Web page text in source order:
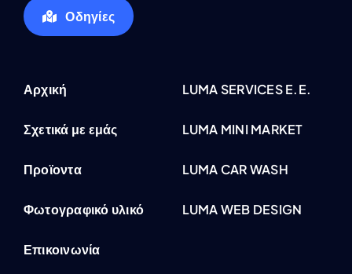
Οδηγίες
Αρχική
Σχετικά με εμάς
Προϊοντα
Φωτογραφικό υλικό
Επικοινωνία
LUMA SERVICES E.E.
LUMA MINI MARKET
LUMA CAR WASH
LUMA WEB DESIGN